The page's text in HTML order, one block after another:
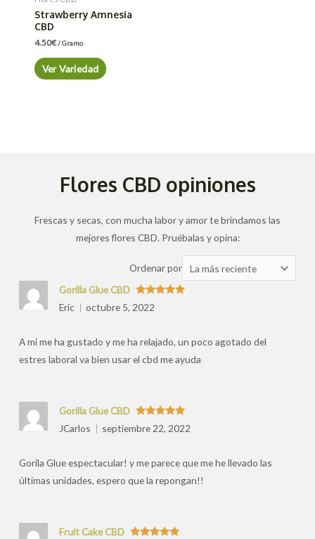
Strawberry Amnesia
CBD
4.50€/ Gramo
Ver Variedad
Flores CBD opiniones
Frescas y secas, con mucha labor y amor te brindamos las
mejores flores CBD. Pruébalas y opina:
Ordenar por Ordenar
las
Valorado
con
Gorilla Glue CBD
Eric
octubre 5, 2022
A mi me ha gustado y me ha relajado, un poco agotado del
estres laboral va bien usar el cbd me ayuda
Valorado
con5de 5
Gorilla Glue CBD
JCarlos
septiembre 22, 2022
Gorila Glue espectacular! y me parece que me he llevado las
últimas unidades, espero que la repongan!!
Fruit Cake CBD